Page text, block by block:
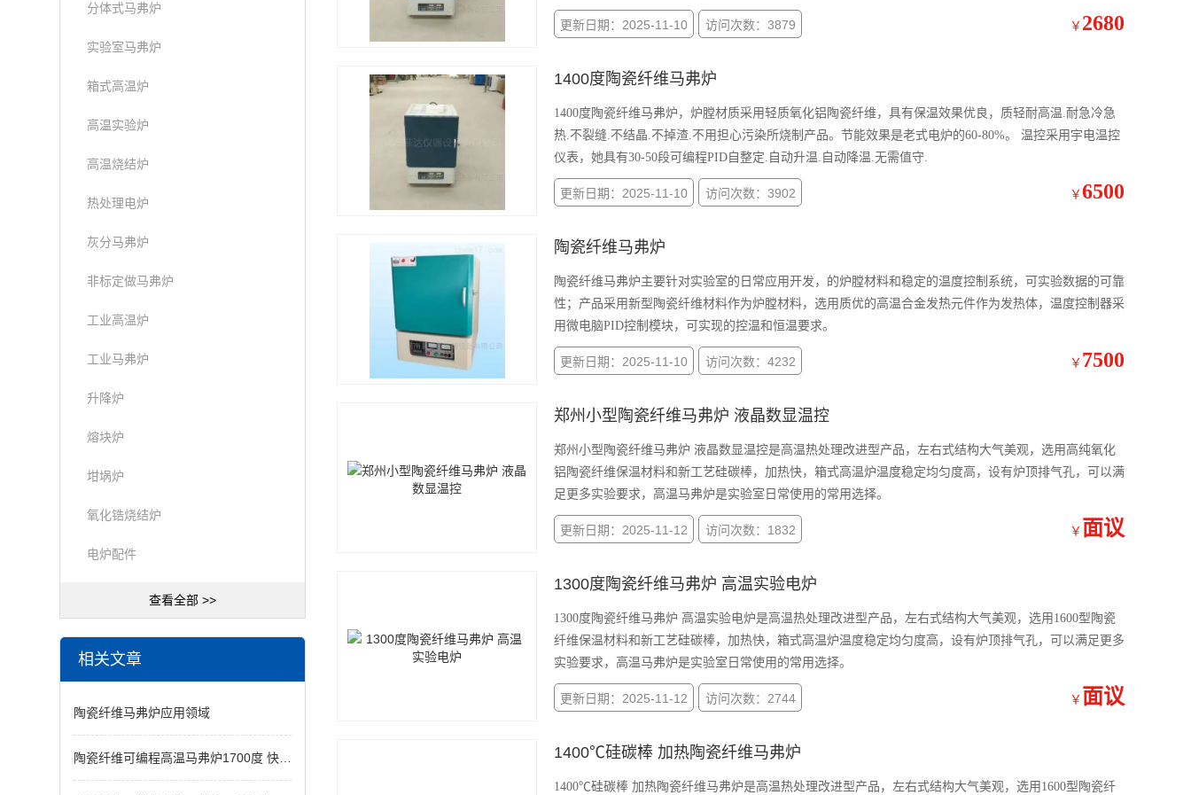
分体式马弗炉
实验室马弗炉
箱式高温炉
高温实验炉
高温烧结炉
热处理电炉
灰分马弗炉
非标定做马弗炉
工业高温炉
工业马弗炉
升降炉
熔块炉
坩埚炉
氧化锆烧结炉
电炉配件
查看全部 >>
相关文章
陶瓷纤维马弗炉应用领域
陶瓷纤维可编程高温马弗炉1700度 快速烧结
更新日期：2025-11-10 访问次数：3879 ￥ 2680
1400度陶瓷纤维马弗炉
1400度陶瓷纤维马弗炉，炉膛材质采用轻质氧化铝陶瓷纤维，具有保温效果优良，质轻耐高温.耐急冷急
热.不裂缝.不结晶.不掉渣.不用担心污染所烧制产品。节能效果是老式电炉的60-80%。 温控采用宇电温控
仪表，她具有30-50段可编程PID自整定.自动升温.自动降温.无需值守.
更新日期：2025-11-10 访问次数：3902 ￥ 6500
陶瓷纤维马弗炉
陶瓷纤维马弗炉主要针对实验室的日常应用开发，的炉膛材料和稳定的温度控制系统，可实验数据的可靠
性；产品采用新型陶瓷纤维材料作为炉膛材料，选用质优的高温合金发热元件作为发热体，温度控制器采
用微电脑PID控制模块，可实现的控温和恒温要求。
更新日期：2025-11-10 访问次数：4232 ￥ 7500
郑州小型陶瓷纤维马弗炉 液晶数显温控
郑州小型陶瓷纤维马弗炉 液晶数显温控是高温热处理改进型产品，左右式结构大气美观，选用高纯氧化
铝陶瓷纤维保温材料和新工艺硅碳棒，加热快，箱式高温炉温度稳定均匀度高，设有炉顶排气孔，可以满
足更多实验要求，高温马弗炉是实验室日常使用的常用选择。
更新日期：2025-11-12 访问次数：1832 ￥ 面议
1300度陶瓷纤维马弗炉 高温实验电炉
1300度陶瓷纤维马弗炉 高温实验电炉是高温热处理改进型产品，左右式结构大气美观，选用1600型陶瓷
纤维保温材料和新工艺硅碳棒，加热快，箱式高温炉温度稳定均匀度高，设有炉顶排气孔，可以满足更多
实验要求，高温马弗炉是实验室日常使用的常用选择。
更新日期：2025-11-12 访问次数：2744 ￥ 面议
1400℃硅碳棒 加热陶瓷纤维马弗炉
1400℃硅碳棒 加热陶瓷纤维马弗炉是高温热处理改进型产品，左右式结构大气美观，选用1600型陶瓷纤